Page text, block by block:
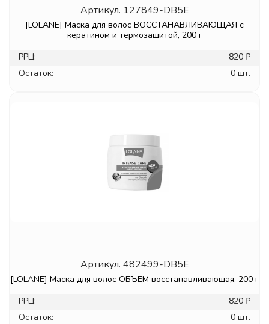
Артикул. 127849-DB5E
[LOLANE] Маска для волос ВОССТАНАВЛИВАЮЩАЯ с
кератином и термозащитой, 200 г
РРЦ:
820 ₽
Остаток:
0 шт.
Артикул. 482499-DB5E
[LOLANE] Маска для волос ОБЪЕМ восстанавливающая, 200 г
РРЦ:
820 ₽
Остаток:
0 шт.